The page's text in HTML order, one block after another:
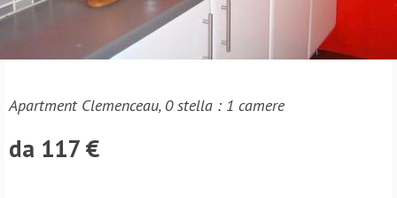
Apartment Clemenceau, 0 stella : 1 camere
da 117 €